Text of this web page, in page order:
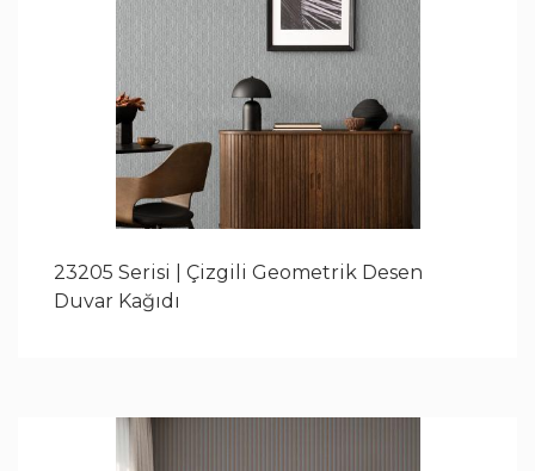
23205 Serisi | Çizgili Geometrik Desen
Duvar Kağıdı